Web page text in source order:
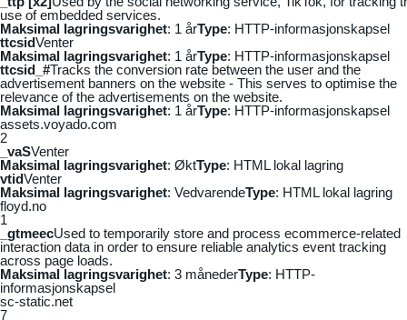
use of embedded services.
Maksimal lagringsvarighet: 1 årType: HTTP-informasjonskapsel
ttcsidVenter
Maksimal lagringsvarighet: 1 årType: HTTP-informasjonskapsel
ttcsid_#Tracks the conversion rate between the user and the
advertisement banners on the website - This serves to optimise the
relevance of the advertisements on the website.
Maksimal lagringsvarighet: 1 årType: HTTP-informasjonskapsel
assets.voyado.com
2
_vaSVenter
Maksimal lagringsvarighet: ØktType: HTML lokal lagring
vtidVenter
Maksimal lagringsvarighet: VedvarendeType: HTML lokal lagring
floyd.no
1
_gtmeecUsed to temporarily store and process ecommerce-related
interaction data in order to ensure reliable analytics event tracking
across page loads.
Maksimal lagringsvarighet: 3 månederType: HTTP-
informasjonskapsel
sc-static.net
7